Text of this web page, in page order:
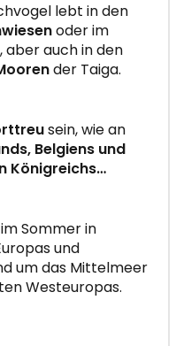
lebt in den
oder im
, aber auch in den
der Taiga.
sein, wie an
Belgiens und
Königreichs…
im Sommer in
und
um das Mittelmeer
Westeuropas.